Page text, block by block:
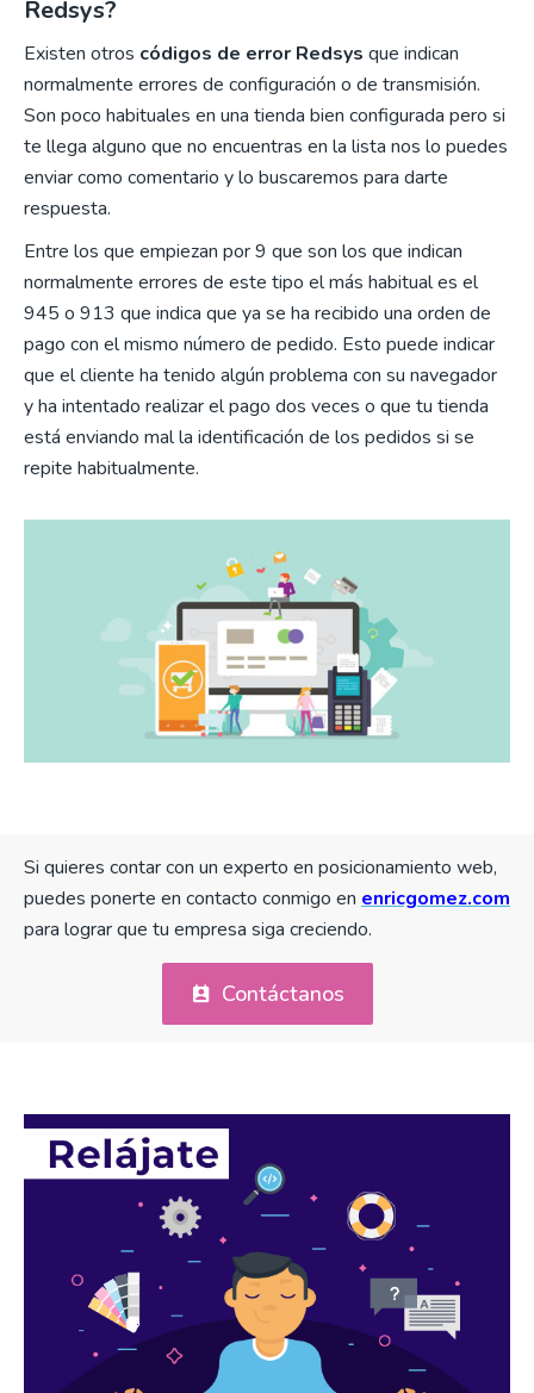
Redsys?
Existen otros códigos de error Redsys que indican
normalmente errores de configuración o de transmisión.
Son poco habituales en una tienda bien configurada pero si
te llega alguno que no encuentras en la lista nos lo puedes
enviar como comentario y lo buscaremos para darte
respuesta.
Entre los que empiezan por 9 que son los que indican
normalmente errores de este tipo el más habitual es el
945 o 913 que indica que ya se ha recibido una orden de
pago con el mismo número de pedido. Esto puede indicar
que el cliente ha tenido algún problema con su navegador
y ha intentado realizar el pago dos veces o que tu tienda
está enviando mal la identificación de los pedidos si se
repite habitualmente.
Si quieres contar con un experto en posicionamiento web,
puedes ponerte en contacto conmigo en enricgomez.com
para lograr que tu empresa siga creciendo.
Contáctanos